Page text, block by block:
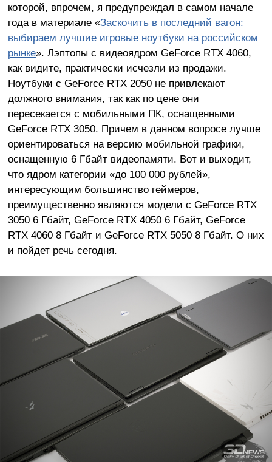
которой, впрочем, я предупреждал в самом начале
года в материале «Заскочить в последний вагон:
выбираем лучшие игровые ноутбуки на российском
рынке». Лэптопы с видеоядром GeForce RTX 4060,
как видите, практически исчезли из продажи.
Ноутбуки с GeForce RTX 2050 не привлекают
должного внимания, так как по цене они
пересекается с мобильными ПК, оснащенными
GeForce RTX 3050. Причем в данном вопросе лучше
ориентироваться на версию мобильной графики,
оснащенную 6 Гбайт видеопамяти. Вот и выходит,
что ядром категории «до 100 000 рублей»,
интересующим большинство геймеров,
преимущественно являются модели с GeForce RTX
3050 6 Гбайт, GeForce RTX 4050 6 Гбайт, GeForce
RTX 4060 8 Гбайт и GeForce RTX 5050 8 Гбайт. О них
и пойдет речь сегодня.